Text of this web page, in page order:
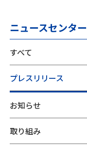
ニュースセンター
すべて
プレスリリース
お知らせ
取り組み